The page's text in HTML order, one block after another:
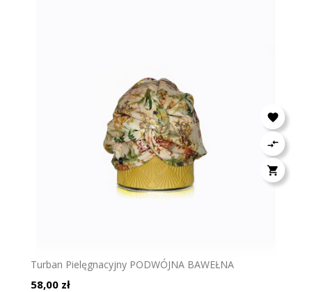



Turban Pielęgnacyjny PODWÓJNA BAWEŁNA
Cena
58,00 zł